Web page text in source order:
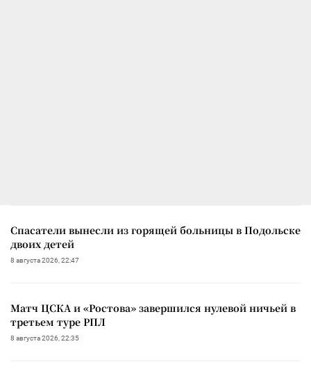
Спасатели вынесли из горящей больницы в Подольске
двоих детей
8 августа 2026, 22:47
Матч ЦСКА и «Ростова» завершился нулевой ничьей в
третьем туре РПЛ
8 августа 2026, 22:35